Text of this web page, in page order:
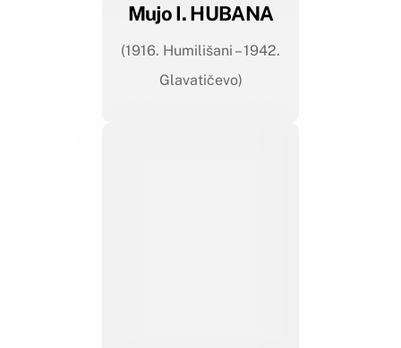
Mujo I. HUBANA
(1916. Humilišani – 1942.
Glavatičevo)